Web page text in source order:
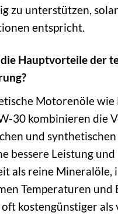
zu unterstützen,
entspricht.
Hauptvorteile der
Motorenöle wie
30 kombinieren die
und
bessere Leistung
als reine Mineralöle,
Temperaturen und
kostengünstiger